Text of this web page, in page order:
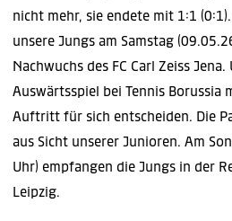
nicht mehr, sie endete mit 1:1
unsere Jungs am Samstag
Nachwuchs des FC Carl Zeiss
Auswärtsspiel bei Tennis Borussia
Auftritt für sich entscheiden. Die
aus Sicht unserer Junioren. Am
Uhr) empfangen die Jungs in der
Leipzig.